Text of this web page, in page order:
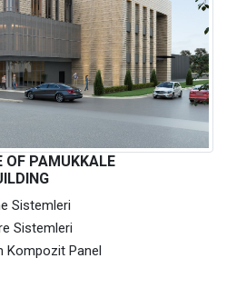
OF PAMUKKALE
Sistemleri
Sistemleri
Kompozit Panel